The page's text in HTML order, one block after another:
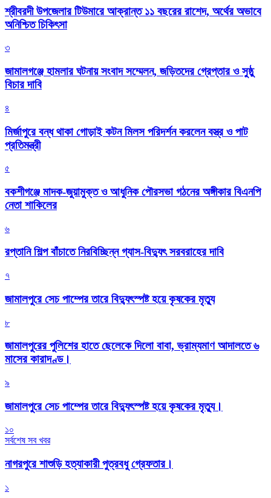
শ্রীবরদী উপজেলার টিউমারে আক্রান্ত ১১ বছরের রাশেদ, অর্থের অভাবে
অনিশ্চিত চিকিৎসা
৩
জামালগঞ্জে হামলার ঘটনায় সংবাদ সম্মেলন, জড়িতদের গ্রেপ্তার ও সুষ্ঠু
বিচার দাবি
৪
মির্জাপুরে বন্ধ থাকা গোড়াই কটন মিলস পরিদর্শন করলেন বস্ত্র ও পাট
প্রতিমন্ত্রী
৫
বকশীগঞ্জে মাদক-জুয়ামুক্ত ও আধুনিক পৌরসভা গঠনের অঙ্গীকার বিএনপি
নেতা শাকিলের
৬
রপ্তানি শিল্প বাঁচাতে নিরবিচ্ছিন্ন গ্যাস-বিদ্যুৎ সরবরাহের দাবি
৭
জামালপুরে সেচ পাম্পের তারে বিদ্যুৎস্পষ্ট হয়ে কৃষকের মৃত্যু
৮
জামালপুরের পুলিশের হাতে ছেলেকে দিলো বাবা, ভ্রাম্যমাণ আদালতে ৬
মাসের কারাদণ্ড।
৯
জামালপুরে সেচ পাম্পের তারে বিদ্যুৎস্পষ্ট হয়ে কৃষকের মৃত্যু।
১০
সর্বশেষ সব খবর
নাগরপুরে শাশুড়ি হত্যাকারী পুত্রবধু গ্রেফতার।
১